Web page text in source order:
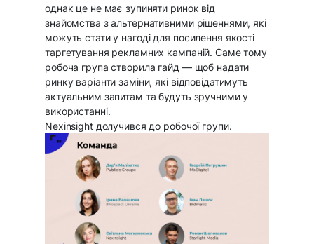
однак це не має зупиняти ринок від
знайомства з альтернативними рішеннями, які
можуть стати у нагоді для посилення якості
таргетування рекламних кампаній. Саме тому
робоча група створила гайд — щоб надати
ринку варіанти заміни, які відповідатимуть
актуальним запитам та будуть зручними у
використанні.
Nexinsight долучився до робочої групи.